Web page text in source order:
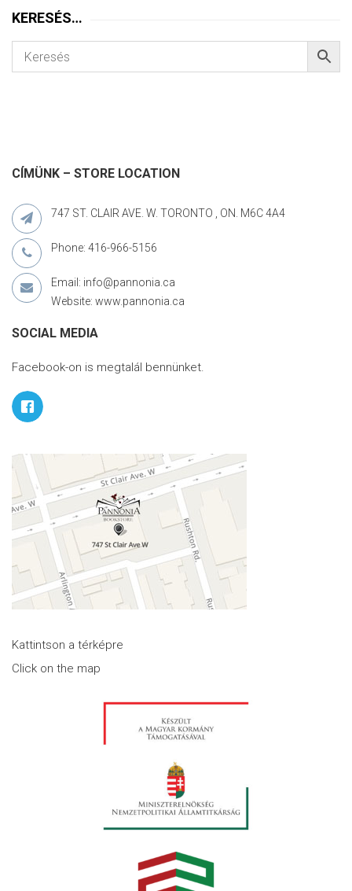
KERESÉS…
CÍMÜNK – STORE LOCATION
747 ST. CLAIR AVE. W. TORONTO , ON. M6C 4A4
Phone: 416-966-5156
Email: info@pannonia.ca
Website: www.pannonia.ca
SOCIAL MEDIA
Facebook-on is megtalál bennünket.
Kattintson a térképre
Click on the map